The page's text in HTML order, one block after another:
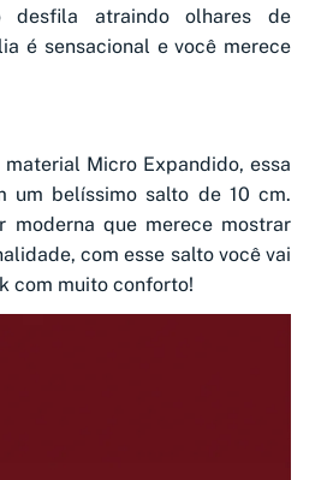
desfila atraindo olhares de
é sensacional e você merece
Micro Expandido, essa
um belíssimo salto de 10 cm.
moderna que merece mostrar
com esse salto você vai
com muito conforto!